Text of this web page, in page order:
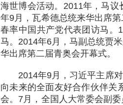
海世博会活动。2011年，马
年9月，瓦希德总统来华出席
春率中国共产党代表团访马。
马。2014年6月，马副总统贾
华出席第二届青奥会开幕式。
2014年9月，习近平主席
向未来的全面友好合作伙伴
会。7月，全国人大常委会副